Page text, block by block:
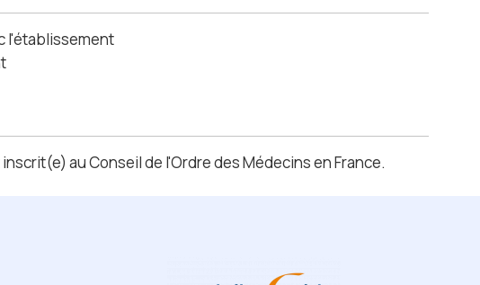
l'établissement
au Conseil de l'Ordre des Médecins en France.